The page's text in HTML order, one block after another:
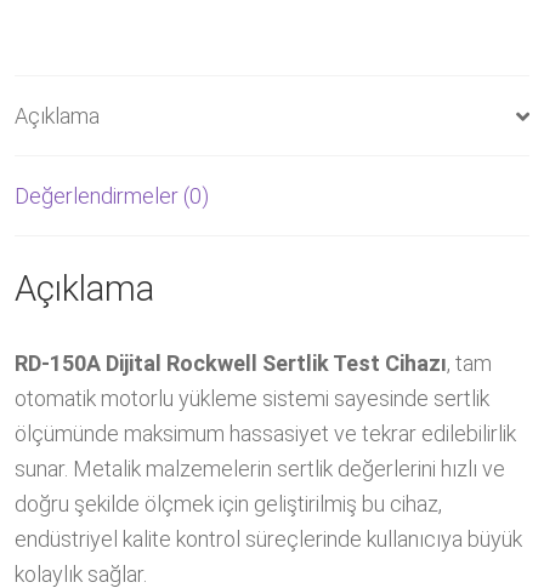
Açıklama
Değerlendirmeler (0)
Açıklama
RD-150A Dijital Rockwell Sertlik Test Cihazı, tam
otomatik motorlu yükleme sistemi sayesinde sertlik
ölçümünde maksimum hassasiyet ve tekrar edilebilirlik
sunar. Metalik malzemelerin sertlik değerlerini hızlı ve
doğru şekilde ölçmek için geliştirilmiş bu cihaz,
endüstriyel kalite kontrol süreçlerinde kullanıcıya büyük
kolaylık sağlar.